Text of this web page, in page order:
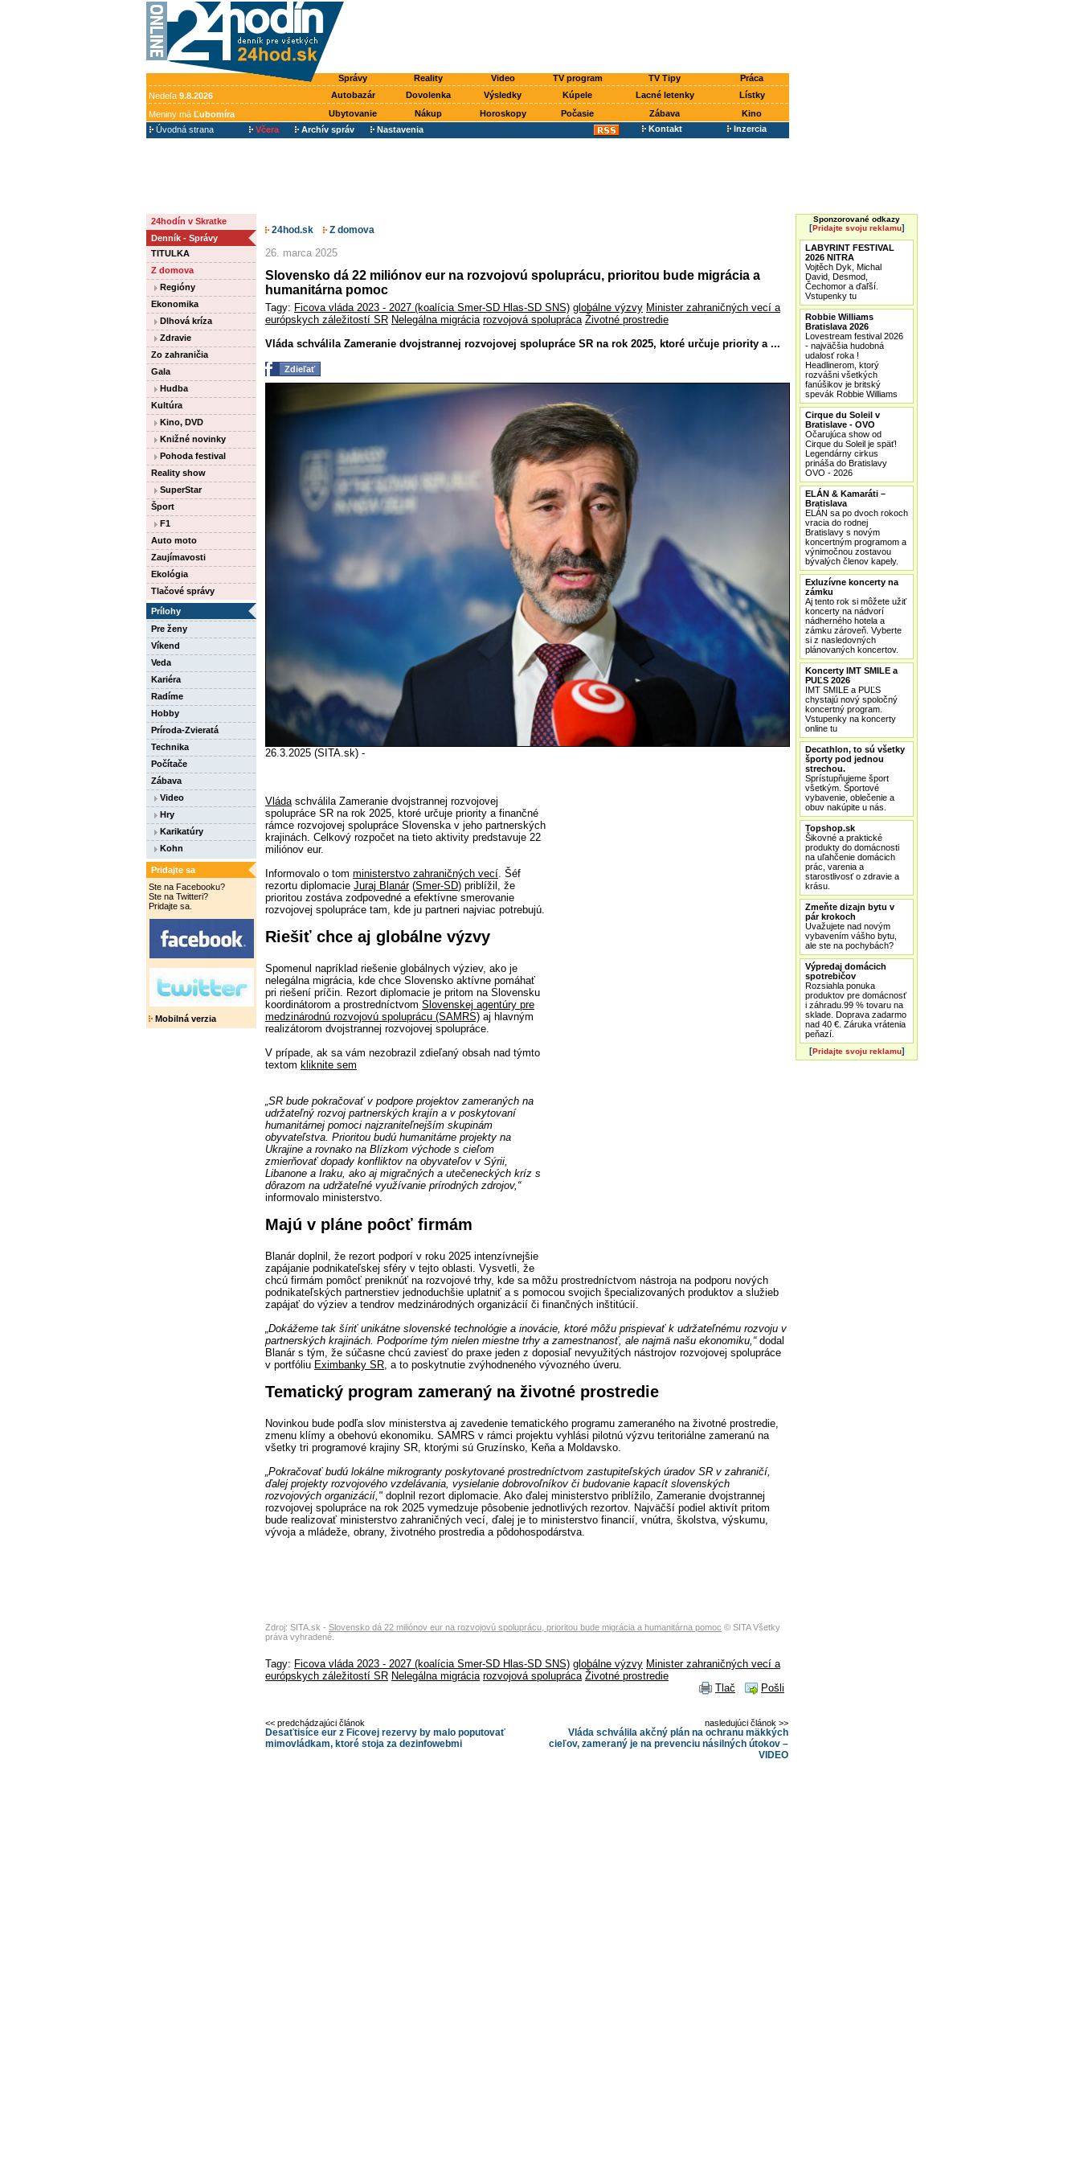
Správy Reality Video TV program TV Tipy
Práca
Nedeľa 9.8.2026 Autobazár Dovolenka Výsledky Kúpele Lacné letenky
Lístky
Meniny má Ľubomíra Ubytovanie Nákup Horoskopy Počasie Zábava
Kino
Úvodná strana
Včera Archív správ Nastavenia Kontakt Inzercia
24hodín v Skratke
Denník - Správy
TITULKA
Z domova
Regióny
Ekonomika
Dlhová kríza
Zdravie
Zo zahraničia
Gala
Hudba
Kultúra
Kino, DVD
Knižné novinky
Pohoda festival
Reality show
SuperStar
Šport
F1
Auto moto
Zaujímavosti
Ekológia
Tlačové správy
Prílohy
Pre ženy
Víkend
Veda
Kariéra
Radíme
Hobby
Príroda-Zvieratá
Technika
Počítače
Zábava
Video
Hry
Karikatúry
Kohn
Pridajte sa
Ste na Facebooku?
Ste na Twitteri?
Pridajte sa.
Mobilná verzia
24hod.sk Z domova
26. marca 2025
Slovensko dá 22 miliónov eur na rozvojovú spoluprácu, prioritou bude migrácia a
humanitárna pomoc
Tagy: Ficova vláda 2023 - 2027 (koalícia Smer-SD Hlas-SD SNS) globálne výzvy Minister zahraničných vecí a
európskych záležitostí SR Nelegálna migrácia rozvojová spolupráca Životné prostredie
Vláda schválila Zameranie dvojstrannej rozvojovej spolupráce SR na rok 2025, ktoré určuje priority a ...
Zdieľať
26.3.2025 (SITA.sk) -
Vládaschválila Zameranie dvojstrannej rozvojovej
spolupráce SR na rok 2025, ktoré určuje priority a finančné
rámce rozvojovej spolupráce Slovenska v jeho partnerských
krajinách. Celkový rozpočet na tieto aktivity predstavuje 22
miliónov eur.
Informovalo o tom ministerstvo zahraničných vecí. Šéf
rezortu diplomacie Juraj Blanár(Smer-SD) priblížil, že
prioritou zostáva zodpovedné a efektívne smerovanie
rozvojovej spolupráce tam, kde ju partneri najviac potrebujú.
Riešiť chce aj globálne výzvy
Spomenul napríklad riešenie globálnych výziev, ako je
nelegálna migrácia, kde chce Slovensko aktívne pomáhať
pri riešení príčin. Rezort diplomacie je pritom na Slovensku
koordinátorom a prostredníctvom Slovenskej agentúry pre
medzinárodnú rozvojovú spoluprácu (SAMRS) aj hlavným
realizátorom dvojstrannej rozvojovej spolupráce.
V prípade, ak sa vám nezobrazil zdieľaný obsah nad týmto
textom kliknite sem
„SR bude pokračovať v podpore projektov zameraných na
udržateľný rozvoj partnerských krajín a v poskytovaní
humanitárnej pomoci najzraniteľnejším skupinám
obyvateľstva. Prioritou budú humanitárne projekty na
Ukrajine a rovnako na Blízkom východe s cieľom
zmierňovať dopady konfliktov na obyvateľov v Sýrii,
Libanone a Iraku, ako aj migračných a utečeneckých kríz s
dôrazom na udržateľné využívanie prírodných zdrojov,“
informovalo ministerstvo.
Majú v pláne poôcť firmám
Blanár doplnil, že rezort podporí v roku 2025 intenzívnejšie
zapájanie podnikateľskej sféry v tejto oblasti. Vysvetli, že
chcú firmám pomôcť preniknúť na rozvojové trhy, kde sa môžu prostredníctvom nástroja na podporu nových
podnikateľských partnerstiev jednoduchšie uplatniť a s pomocou svojich špecializovaných produktov a služieb
zapájať do výziev a tendrov medzinárodných organizácií či finančných inštitúcií.
„Dokážeme tak šíriť unikátne slovenské technológie a inovácie, ktoré môžu prispievať k udržateľnému rozvoju v
partnerských krajinách. Podporíme tým nielen miestne trhy a zamestnanosť, ale najmä našu ekonomiku,“dodal
Blanár s tým, že súčasne chcú zaviesť do praxe jeden z doposiaľ nevyužitých nástrojov rozvojovej spolupráce
v portfóliu Eximbanky SR, a to poskytnutie zvýhodneného vývozného úveru.
Tematický program zameraný na životné prostredie
Novinkou bude podľa slov ministerstva aj zavedenie tematického programu zameraného na životné prostredie,
zmenu klímy a obehovú ekonomiku. SAMRS v rámci projektu vyhlási pilotnú výzvu teritoriálne zameranú na
všetky tri programové krajiny SR, ktorými sú Gruzínsko, Keňa a Moldavsko.
„Pokračovať budú lokálne mikrogranty poskytované prostredníctvom zastupiteľských úradov SR v zahraničí,
ďalej projekty rozvojového vzdelávania, vysielanie dobrovoľníkov či budovanie kapacít slovenských
rozvojových organizácií," doplnil rezort diplomacie. Ako ďalej ministerstvo priblížilo, Zameranie dvojstrannej
rozvojovej spolupráce na rok 2025 vymedzuje pôsobenie jednotlivých rezortov. Najväčší podiel aktivít pritom
bude realizovať ministerstvo zahraničných vecí, ďalej je to ministerstvo financií, vnútra, školstva, výskumu,
vývoja a mládeže, obrany, životného prostredia a pôdohospodárstva.
Zdroj: SITA.sk - Slovensko dá 22 miliónov eur na rozvojovú spoluprácu, prioritou bude migrácia a humanitárna pomoc © SITA Všetky
práva vyhradené.
Tagy: Ficova vláda 2023 - 2027 (koalícia Smer-SD Hlas-SD SNS) globálne výzvy Minister zahraničných vecí a
európskych záležitostí SR Nelegálna migrácia rozvojová spolupráca Životné prostredie
Tlač
Pošli
nasledujúci článok >>
Vláda schválila akčný plán na ochranu mäkkých
cieľov, zameraný je na prevenciu násilných útokov –
VIDEO
<< predchádzajúci článok
Desaťtisíce eur z Ficovej rezervy by malo poputovať
mimovládkam, ktoré stoja za dezinfowebmi
Sponzorované odkazy
[Pridajte svoju reklamu]
LABYRINT FESTIVAL
2026 NITRA
Vojtěch Dyk, Michal
David, Desmod,
Čechomor a ďaľší.
Vstupenky tu
Robbie Williams
Bratislava 2026
Lovestream festival 2026
- najväčšia hudobná
udalosť roka !
Headlinerom, ktorý
rozvášni všetkých
fanúšikov je britský
spevák Robbie Williams
Cirque du Soleil v
Bratislave - OVO
Očarujúca show od
Cirque du Soleil je späť!
Legendárny cirkus
prináša do Bratislavy
OVO - 2026
ELÁN & Kamaráti –
Bratislava
ELÁN sa po dvoch rokoch
vracia do rodnej
Bratislavy s novým
koncertným programom a
výnimočnou zostavou
bývalých členov kapely.
Exluzívne koncerty na
zámku
Aj tento rok si môžete užiť
koncerty na nádvorí
nádherného hotela a
zámku zároveň. Vyberte
si z nasledovných
plánovaných koncertov.
Koncerty IMT SMILE a
PUĽS 2026
IMT SMILE a PUĽS
chystajú nový spoločný
koncertný program.
Vstupenky na koncerty
online tu
Decathlon, to sú všetky
športy pod jednou
strechou.
Sprístupňujeme šport
všetkým. Športové
vybavenie, oblečenie a
obuv nakúpite u nás.
Topshop.sk
Šikovné a praktické
produkty do domácnosti
na uľahčenie domácich
prác, varenia a
starostlivosť o zdravie a
krásu.
Zmeňte dizajn bytu v
pár krokoch
Uvažujete nad novým
vybavením vášho bytu,
ale ste na pochybách?
Výpredaj domácich
spotrebičov
Rozsiahla ponuka
produktov pre domácnosť
i záhradu.99 % tovaru na
sklade. Doprava zadarmo
nad 40 €. Záruka vrátenia
peňazí.
[Pridajte svoju reklamu]